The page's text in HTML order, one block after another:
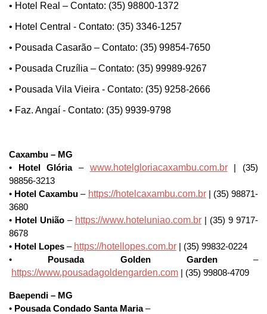
• Hotel Real – Contato: (35) 98800-1372
• Hotel Central - Contato: (35) 3346-1257
• Pousada Casarão – Contato: (35) 99854-7650
• Pousada Cruzília – Contato: (35) 99989-9267
• Pousada Vila Vieira - Contato: (35) 9258-2666
• Faz. Angaí - Contato: (35) 9939-9798
Caxambu – MG
•
Hotel Glória – www.hotelgloriacaxambu.com.br | (35)
98856-3213
• Hotel Caxambu – https://hotelcaxambu.com.br | (35) 98871-
3680
• Hotel União – https://www.hoteluniao.com.br | (35) 9 9717-
8678
• Hotel Lopes – https://hotellopes.com.br | (35) 99832-0224
•
Pousada Golden Garden –
https://www.pousadagoldengarden.com | (35) 99808-4709
Baependi – MG
• Pousada Condado Santa Maria –